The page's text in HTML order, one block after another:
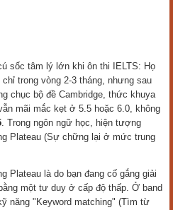
sốc tâm lý lớn khi ôn thi IELTS: Họ
trong vòng 2-3 tháng, nhưng sau
chục bộ đề Cambridge, thức khuya
mãi mắc kẹt ở 5.5 hoặc 6.0, không
. Trong ngôn ngữ học, hiện tượng
Plateau (Sự chững lại ở mức trung
Plateau là do bạn đang cố gắng giải
một tư duy ở cấp độ thấp. Ở band
năng "Keyword matching" (Tìm từ